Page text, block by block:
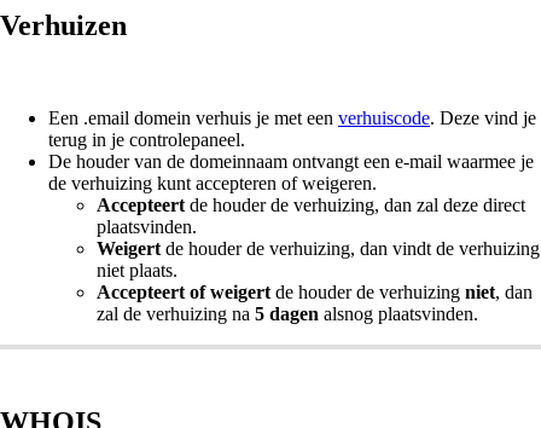
Verhuizen
Een .email domein verhuis je met een verhuiscode. Deze vind je
terug in je controlepaneel.
De houder van de domeinnaam ontvangt een e-mail waarmee je
de verhuizing kunt accepteren of weigeren.
Accepteert de houder de verhuizing, dan zal deze direct
plaatsvinden.
Weigert de houder de verhuizing, dan vindt de verhuizing
niet plaats.
Accepteert of weigert de houder de verhuizing niet, dan
zal de verhuizing na 5 dagen alsnog plaatsvinden.